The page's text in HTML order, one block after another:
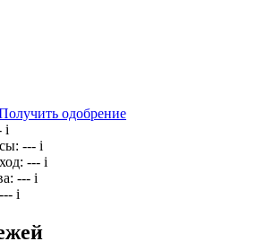
одобрение
i
--- i
--- i
--- i
--- i